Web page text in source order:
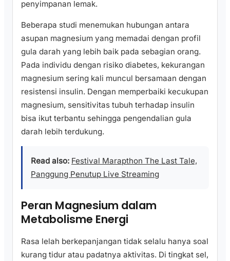
penyimpanan lemak.
Beberapa studi menemukan hubungan antara
asupan magnesium yang memadai dengan profil
gula darah yang lebih baik pada sebagian orang.
Pada individu dengan risiko diabetes, kekurangan
magnesium sering kali muncul bersamaan dengan
resistensi insulin. Dengan memperbaiki kecukupan
magnesium, sensitivitas tubuh terhadap insulin
bisa ikut terbantu sehingga pengendalian gula
darah lebih terdukung.
Read also: Festival Marapthon The Last Tale,
Panggung Penutup Live Streaming
Peran Magnesium dalam
Metabolisme Energi
Rasa lelah berkepanjangan tidak selalu hanya soal
kurang tidur atau padatnya aktivitas. Di tingkat sel,